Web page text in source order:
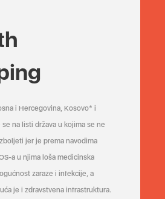
i Hercegovina, Kosovo* i
se na listi država u kojima se ne
jer je prema navodima
a u njima loša medicinska
zaraze i infekcije, a
je i zdravstvena infrastruktura.